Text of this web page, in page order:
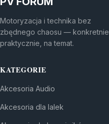
Motoryzacja i technika bez
zbędnego chaosu — konkretnie,
praktycznie, na temat.
KATEGORIE
Akcesoria Audio
Akcesoria dla lalek